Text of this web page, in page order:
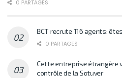
0 PARTAGES
BCT recrute 116 agents:
0 PARTAGES
Cette entreprise étrangère
contrôle de la Sotuver